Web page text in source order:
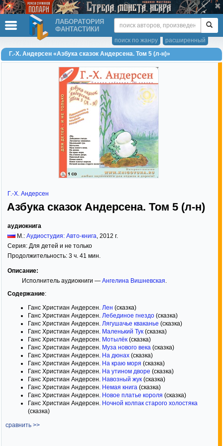
ЛАБОРАТОРИЯ
ФАНТАСТИКИ
расширенный
поиск по жанру
Г.-Х. Андерсен «Азбука сказок Андерсена. Том 5 (л-н)»
Г.-Х. Андерсен
Азбука сказок Андерсена. Том 5 (л-н)
аудиокнига
М.: Аудиостудия: Авто-книга, 2012 г.
Серия: Для детей и не только
Продолжительность: 3 ч. 41 мин.
Описание:
Исполнитель аудиокниги — Ангелина Вишневская.
Содержание:
Ганс Христиан Андерсен. Лен (сказка)
Ганс Христиан Андерсен. Лебединое гнездо (сказка)
Ганс Христиан Андерсен. Лягушачье кваканье (сказка)
Ганс Христиан Андерсен. Маленький Тук (сказка)
Ганс Христиан Андерсен. Мотылёк (сказка)
Ганс Христиан Андерсен. Муза нового века (сказка)
Ганс Христиан Андерсен. На дюнах (сказка)
Ганс Христиан Андерсен. На краю моря (сказка)
Ганс Христиан Андерсен. На утином дворе (сказка)
Ганс Христиан Андерсен. Навозный жук (сказка)
Ганс Христиан Андерсен. Немая книга (сказка)
Ганс Христиан Андерсен. Новое платье короля (сказка)
Ганс Христиан Андерсен. Ночной колпак старого холостяка
(сказка)
сравнить >>